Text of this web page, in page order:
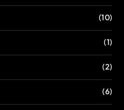
(10)
(1)
(2)
(6)